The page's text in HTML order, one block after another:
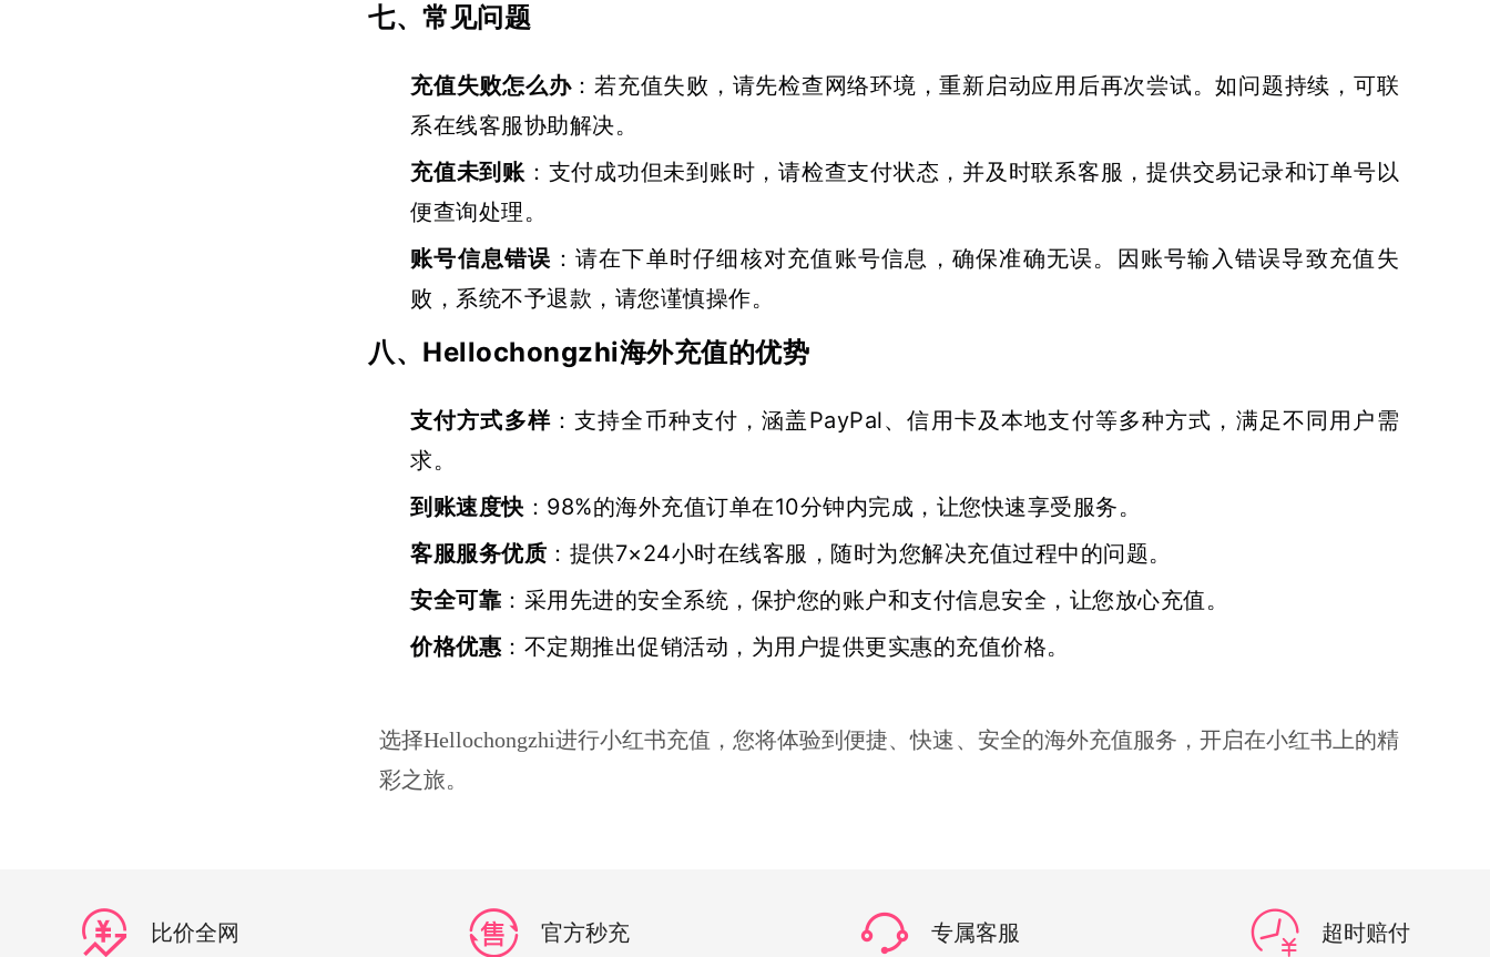
七、常见问题
充值失败怎么办：若充值失败，请先检查网络环境，重新启动应用后再次尝试。如问题持续，可联
系在线客服协助解决。
充值未到账 ：支付成功但未到账时，请检查支付状态，并及时联系客服，提供交易记录和订单号以
便查询处理。
账号信息错误 ：请在下单时仔细核对充值账号信息，确保准确无误。因账号输入错误导致充值失
败，系统不予退款，请您谨慎操作。
八、Hellochongzhi海外充值的优势
支付方式多样：支持全币种支付，涵盖PayPal、信用卡及本地支付等多种方式，满足不同用户需
求。
到账速度快 ：98%的海外充值订单在10分钟内完成，让您快速享受服务。
客服服务优质 ：提供7×24小时在线客服，随时为您解决充值过程中的问题。
安全可靠 ：采用先进的安全系统，保护您的账户和支付信息安全，让您放心充值。
价格优惠 ：不定期推出促销活动，为用户提供更实惠的充值价格。
选择Hellochongzhi进行小红书充值，您将体验到便捷、快速、安全的海外充值服务，开启在小红书上的精
彩之旅。
比价全网 官方秒充 专属客服 超时赔付